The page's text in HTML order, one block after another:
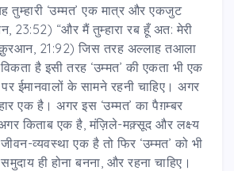
तुम्हारी ‘उम्मत’ एक मात्र और एकजुट
23:52) “और मैं तुम्हारा रब हूँ अत: मेरी
21:92) जिस तरह अल्लाह तआला
है इसी तरह ‘उम्मत’ की एकता भी एक
ईमानवालों के सामने रहनी चाहिए। अगर
एक है। अगर इस ‘उम्मत’ का पैग़म्बर
किताब एक है, मंज़िले-मक़्सूद और लक्ष्य
व्यवस्था एक है तो फिर ‘उम्मत’ को भी
ही होना बनना, और रहना चाहिए।